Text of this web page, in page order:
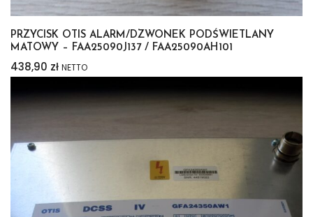
PRZYCISK OTIS ALARM/DZWONEK PODŚWIETLANY
MATOWY – FAA25090J137 / FAA25090AH101
438,90 zł NETTO